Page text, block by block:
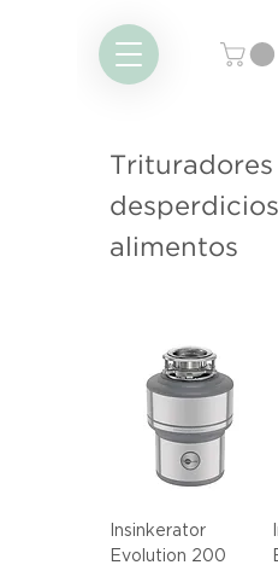
alimentos
Insinkerator
Evolution 200